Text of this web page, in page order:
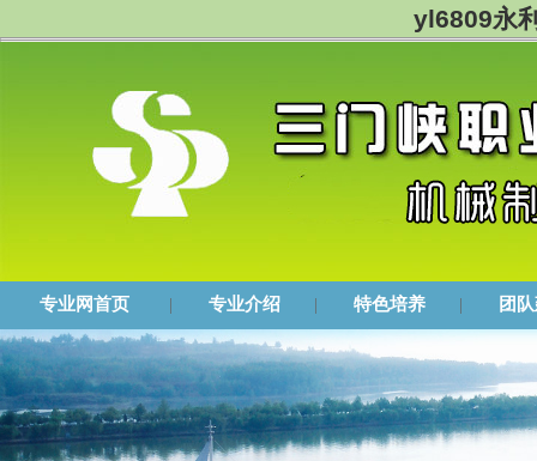
yl6809永
专业网首页 | 专业介绍 | 特色培养 | 团